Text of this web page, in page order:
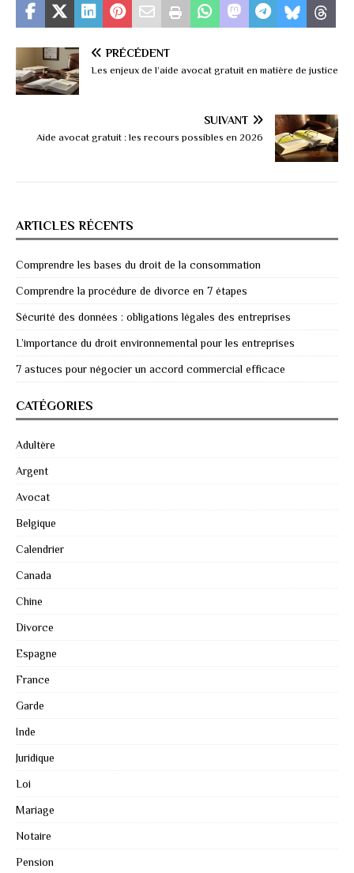
PRÉCÉDENT
Les enjeux de l’aide avocat gratuit en matière de justice
SUIVANT
Aide avocat gratuit : les recours possibles en 2026
ARTICLES RÉCENTS
Comprendre les bases du droit de la consommation
Comprendre la procédure de divorce en 7 étapes
Sécurité des données : obligations légales des entreprises
L’importance du droit environnemental pour les entreprises
7 astuces pour négocier un accord commercial efficace
CATÉGORIES
Adultère
Argent
Avocat
Belgique
Calendrier
Canada
Chine
Divorce
Espagne
France
Garde
Inde
Juridique
Loi
Mariage
Notaire
Pension